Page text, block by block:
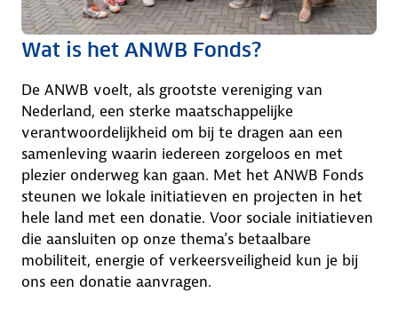
b
u
s
o
o
r
S
t
i
c
h
t
i
n
s
e
m
e
t
e
e
n
k
l
e
i
v
o
o
S
t
i
c
h
t
i
n
g
B
Wat is het ANWB Fonds?
De ANWB voelt, als grootste vereniging van
Nederland, een sterke maatschappelijke
verantwoordelijkheid om bij te dragen aan een
samenleving waarin iedereen zorgeloos en met
plezier onderweg kan gaan. Met het ANWB Fonds
steunen we lokale initiatieven en projecten in het
hele land met een donatie. Voor sociale initiatieven
die aansluiten op onze thema’s betaalbare
mobiliteit, energie of verkeersveiligheid kun je bij
ons een donatie aanvragen.